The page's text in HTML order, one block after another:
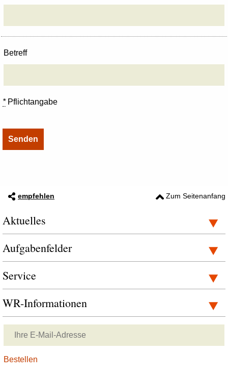
Betreff
*Pflichtangabe
empfehlen Zum Seitenanfang
Aktuelles
Aufgabenfelder
Service
WR-Informationen